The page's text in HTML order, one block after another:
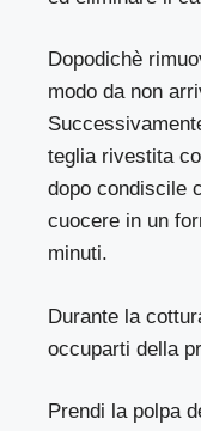
Dopodichè
modo da non
teglia rivestita
dopo condiscile
cuocere in un
minuti.
Durante la
occuparti della
Prendi la polpa